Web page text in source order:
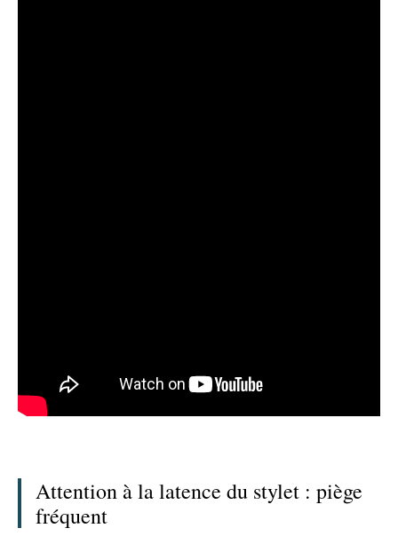
Attention à la latence du stylet : piège
fréquent